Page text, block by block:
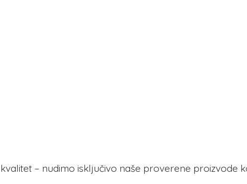
– nudimo isključivo naše proverene proizvode